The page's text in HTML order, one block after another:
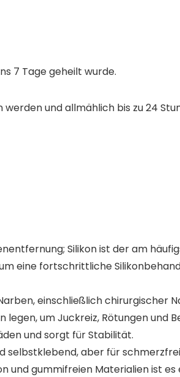
7 Tage geheilt wurde.
und allmählich bis zu 24
Silikon ist der am
eine fortschrittliche
einschließlich
um Juckreiz, Rötungen und
und sorgt für Stabilität.
aber für
gummifreien Materialien ist es